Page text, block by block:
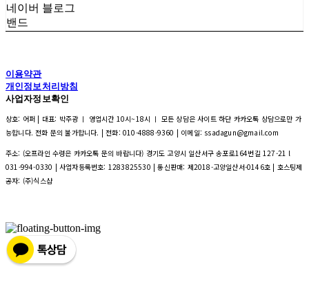
네이버 블로그
밴드
이용약관
개인정보처리방침
사업자정보확인
상호: 어퍼 | 대표: 박주광 ㅣ 영업시간 10시~18시 ㅣ 모든 상담은 사이트 하단 카카오톡 상담으로만 가
능합니다. 전화 문의 불가합니다. | 전화: 010-4888-9360 | 이메일: ssadagun@gmail.com
주소: (오프라인 수령은 카카오톡 문의 바랍니다) 경기도 고양시 일산서구 송포로164번길 127-21 l
031-994-0330 | 사업자등록번호: 1283825530 | 통신판매: 제2018-고양일산서-0146호 | 호스팅제
공자: (주)식스샵